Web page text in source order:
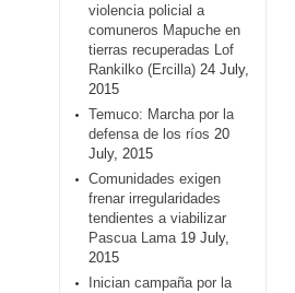
violencia policial a
comuneros Mapuche en
tierras recuperadas Lof
Rankilko (Ercilla) 24 July,
2015
Temuco: Marcha por la
defensa de los ríos 20
July, 2015
Comunidades exigen
frenar irregularidades
tendientes a viabilizar
Pascua Lama 19 July,
2015
Inician campaña por la